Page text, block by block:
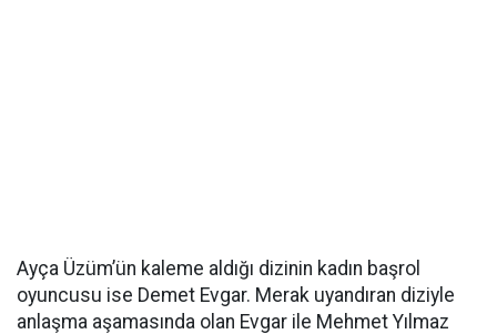
Ayça Üzüm’ün kaleme aldığı dizinin kadın başrol
oyuncusu ise Demet Evgar. Merak uyandıran diziyle
anlaşma aşamasında olan Evgar ile Mehmet Yılmaz